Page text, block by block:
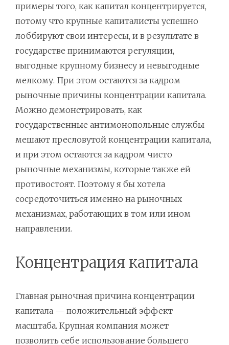
примеры того, как капитал концентрируется,
потому что крупные капиталисты успешно
лоббируют свои интересы, и в результате в
государстве принимаются регуляции,
выгодные крупному бизнесу и невыгодные
мелкому. При этом остаются за кадром
рыночные причины концентрации капитала.
Можно демонстрировать, как
государственные антимонопольные службы
мешают пресловутой концентрации капитала,
и при этом остаются за кадром чисто
рыночные механизмы, которые также ей
противостоят. Поэтому я бы хотела
сосредоточиться именно на рыночных
механизмах, работающих в том или ином
направлении.
Концентрация капитала
Главная рыночная причина концентрации
капитала — положительный эффект
масштаба. Крупная компания может
позволить себе использование большего